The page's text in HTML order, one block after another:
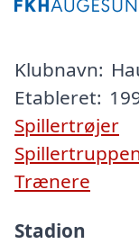
Klubnavn:
Etableret:
Spillertrøjer
Trænere
Stadion